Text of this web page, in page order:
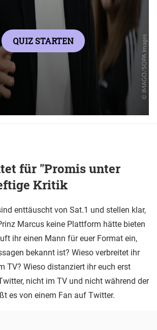
für "Promis unter
Kritik
enttäuscht von Sat.1 und stellen klar,
Marcus keine Plattform hätte bieten
ihr einen Mann für euer Format ein,
bekannt ist? Wieso verbreitet ihr
TV? Wieso distanziert ihr euch erst
nicht im TV und nicht während der
es von einem Fan auf Twitter.